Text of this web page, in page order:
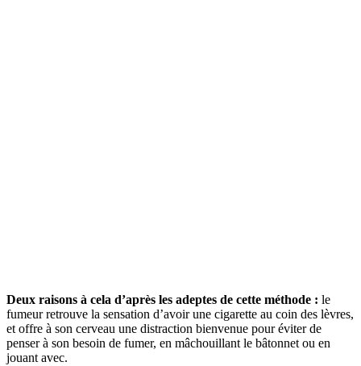
Deux raisons à cela d’après les adeptes de cette méthode : le
fumeur retrouve la sensation d’avoir une cigarette au coin des lèvres,
et offre à son cerveau une distraction bienvenue pour éviter de
penser à son besoin de fumer, en mâchouillant le bâtonnet ou en
jouant avec.